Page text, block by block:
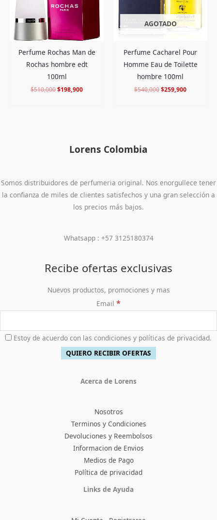
Perfume Rochas Man de
Rochas hombre edt
100ml
$510,000$198,900
AGOTADO
Perfume Cacharel Pour
Homme Eau de Toilette
hombre 100ml
$540,000$259,900
Lorens Colombia
Somos distribuidores de perfumeria original. Nos enorgullece tener
la confianza de miles de clientes satisfechos y una gran selección a
los precios más bajos.
Whatsapp : +57 3125180374
Recibe ofertas exclusivas
Nuevos productos, promociones y mas
Email *
Estoy de acuerdo con las condiciones y políticas de privacidad.
Acerca de Lorens
Nosotros
Terminos y Condiciones
Devoluciones y Reembolsos
Informacion de Envios
Medios de Pago
Política de privacidad
Links de Ayuda
Facebook
Instagram
TikTokPinterest